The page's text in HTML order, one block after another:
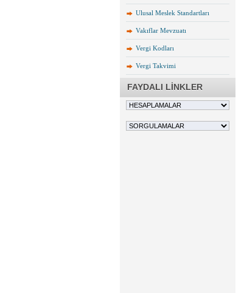
Ulusal Meslek Standartları
Vakıflar Mevzuatı
Vergi Kodları
Vergi Takvimi
FAYDALI LİNKLER